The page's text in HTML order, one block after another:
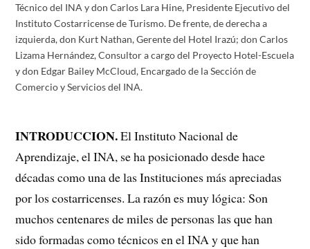
Técnico del INA y don Carlos Lara Hine, Presidente Ejecutivo del
Instituto Costarricense de Turismo. De frente, de derecha a
izquierda, don Kurt Nathan, Gerente del Hotel Irazú; don Carlos
Lizama Hernández, Consultor a cargo del Proyecto Hotel-Escuela
y don Edgar Bailey McCloud, Encargado de la Sección de
Comercio y Servicios del INA.
INTRODUCCION.El Instituto Nacional de
Aprendizaje, el INA, se ha posicionado desde hace
décadas como una de las Instituciones más apreciadas
por los costarricenses. La razón es muy lógica: Son
muchos centenares de miles de personas las que han
sido formadas como técnicos en el INA y que han